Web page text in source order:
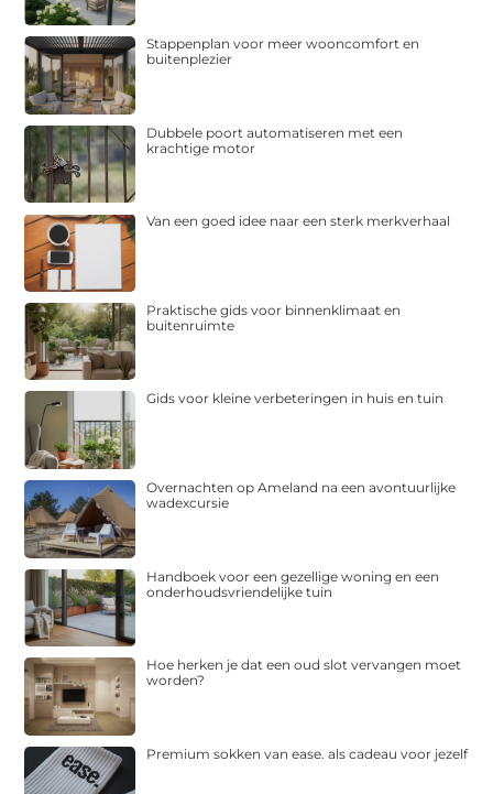
Stappenplan voor meer wooncomfort en
buitenplezier
Dubbele poort automatiseren met een
krachtige motor
Van een goed idee naar een sterk merkverhaal
Praktische gids voor binnenklimaat en
buitenruimte
Gids voor kleine verbeteringen in huis en tuin
Overnachten op Ameland na een avontuurlijke
wadexcursie
Handboek voor een gezellige woning en een
onderhoudsvriendelijke tuin
Hoe herken je dat een oud slot vervangen moet
worden?
Premium sokken van ease. als cadeau voor jezelf